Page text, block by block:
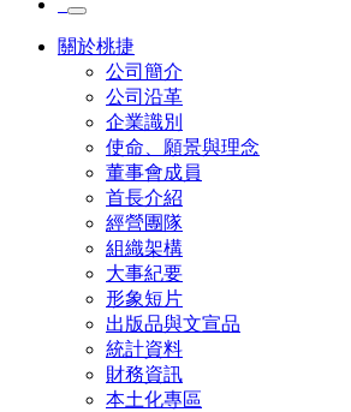
關於桃捷
公司簡介
公司沿革
企業識別
使命、願景與理念
董事會成員
首長介紹
經營團隊
組織架構
大事紀要
形象短片
出版品與文宣品
統計資料
財務資訊
本土化專區